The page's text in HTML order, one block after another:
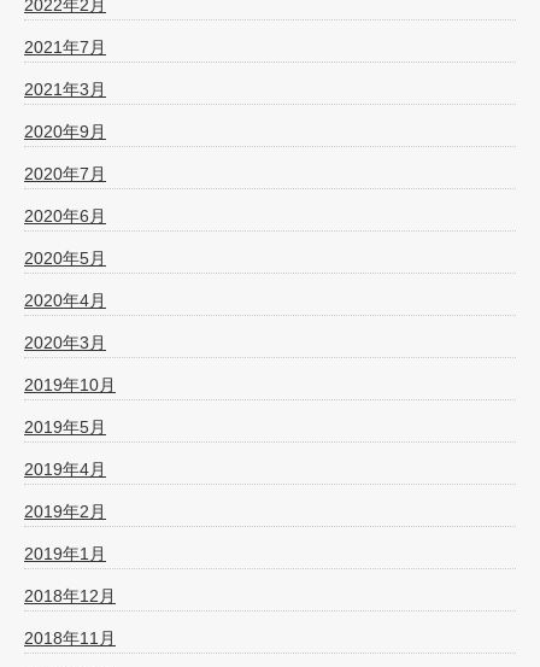
2022年2月
2021年7月
2021年3月
2020年9月
2020年7月
2020年6月
2020年5月
2020年4月
2020年3月
2019年10月
2019年5月
2019年4月
2019年2月
2019年1月
2018年12月
2018年11月